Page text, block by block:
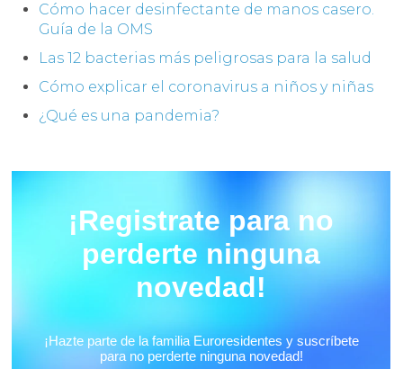
Cómo hacer desinfectante de manos casero.
Guía de la OMS
Las 12 bacterias más peligrosas para la salud
Cómo explicar el coronavirus a niños y niñas
¿Qué es una pandemia?